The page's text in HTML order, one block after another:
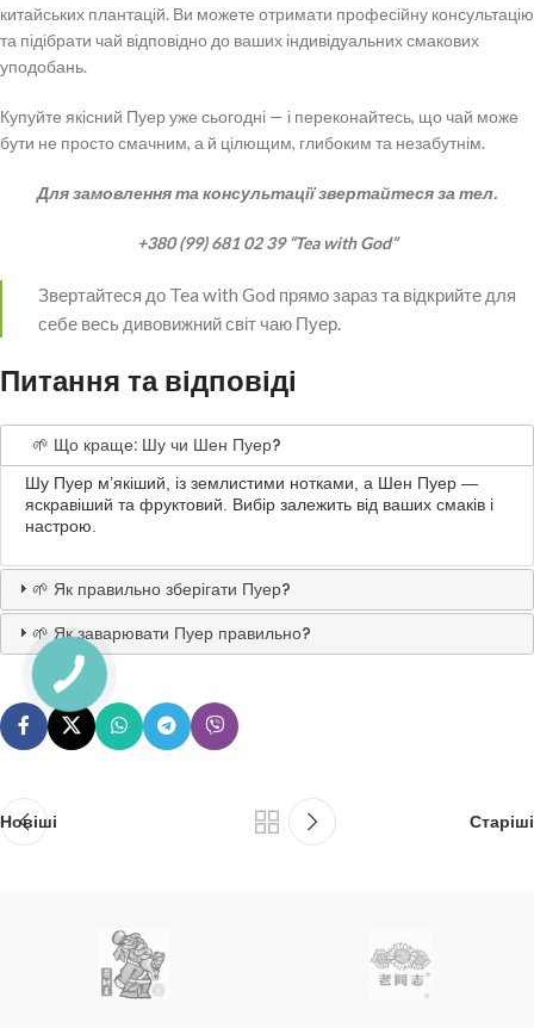
китайських плантацій. Ви можете отримати професійну консультацію
та підібрати чай відповідно до ваших індивідуальних смакових
уподобань.
Купуйте якісний Пуер уже сьогодні — і переконайтесь, що чай може
бути не просто смачним, а й цілющим, глибоким та незабутнім.
Для замовлення та консультації звертайтеся за тел.
+380 (99) 681 02 39 “Tea with God”
Звертайтеся до Tea with God прямо зараз та відкрийте для
себе весь дивовижний світ чаю Пуер.
Питання та відповіді
🌱 Що краще: Шу чи Шен Пуер?
Шу Пуер м’якіший, із землистими нотками, а Шен Пуер —
яскравіший та фруктовий. Вибір залежить від ваших смаків і
настрою.
🌱 Як правильно зберігати Пуер?
🌱 Як заварювати Пуер правильно?
Новіші Старіші